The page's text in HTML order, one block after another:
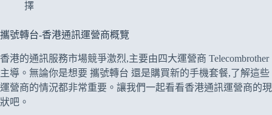
擇
攜號轉台-香港通訊運營商概覽
香港的通訊服務市場競爭激烈,主要由四大運營商 Telecombrother
主導。無論你是想要 攜號轉台 還是購買新的手機套餐,了解這些
運營商的情況都非常重要。讓我們一起看看香港通訊運營商的現
狀吧。